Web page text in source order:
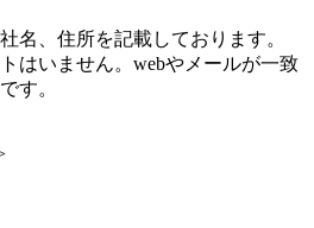
名、住所を記載しております。
はいません。webやメールが一致
す。